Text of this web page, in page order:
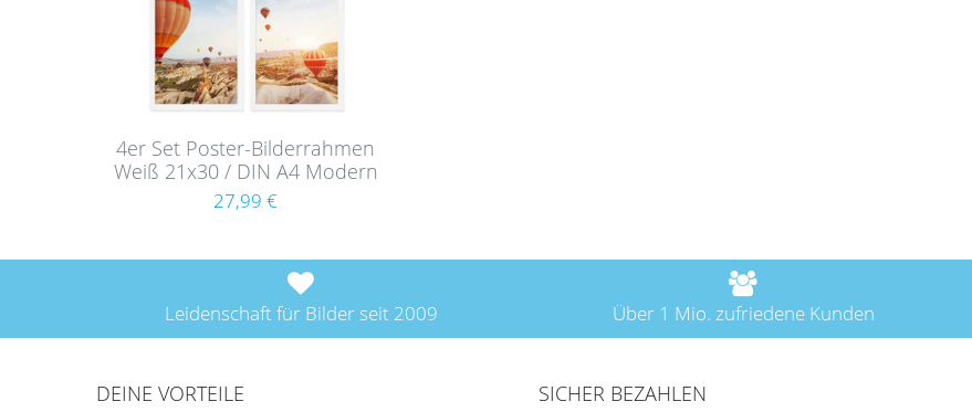
4er Set Poster-Bilderrahmen
Weiß 21x30 / DIN A4 Modern
aus MDF mit Acrylglas
27,99 €
Leidenschaft für Bilder seit 2009 Über 1 Mio. zufriedene Kunden
DEINE VORTEILE SICHER BEZAHLEN